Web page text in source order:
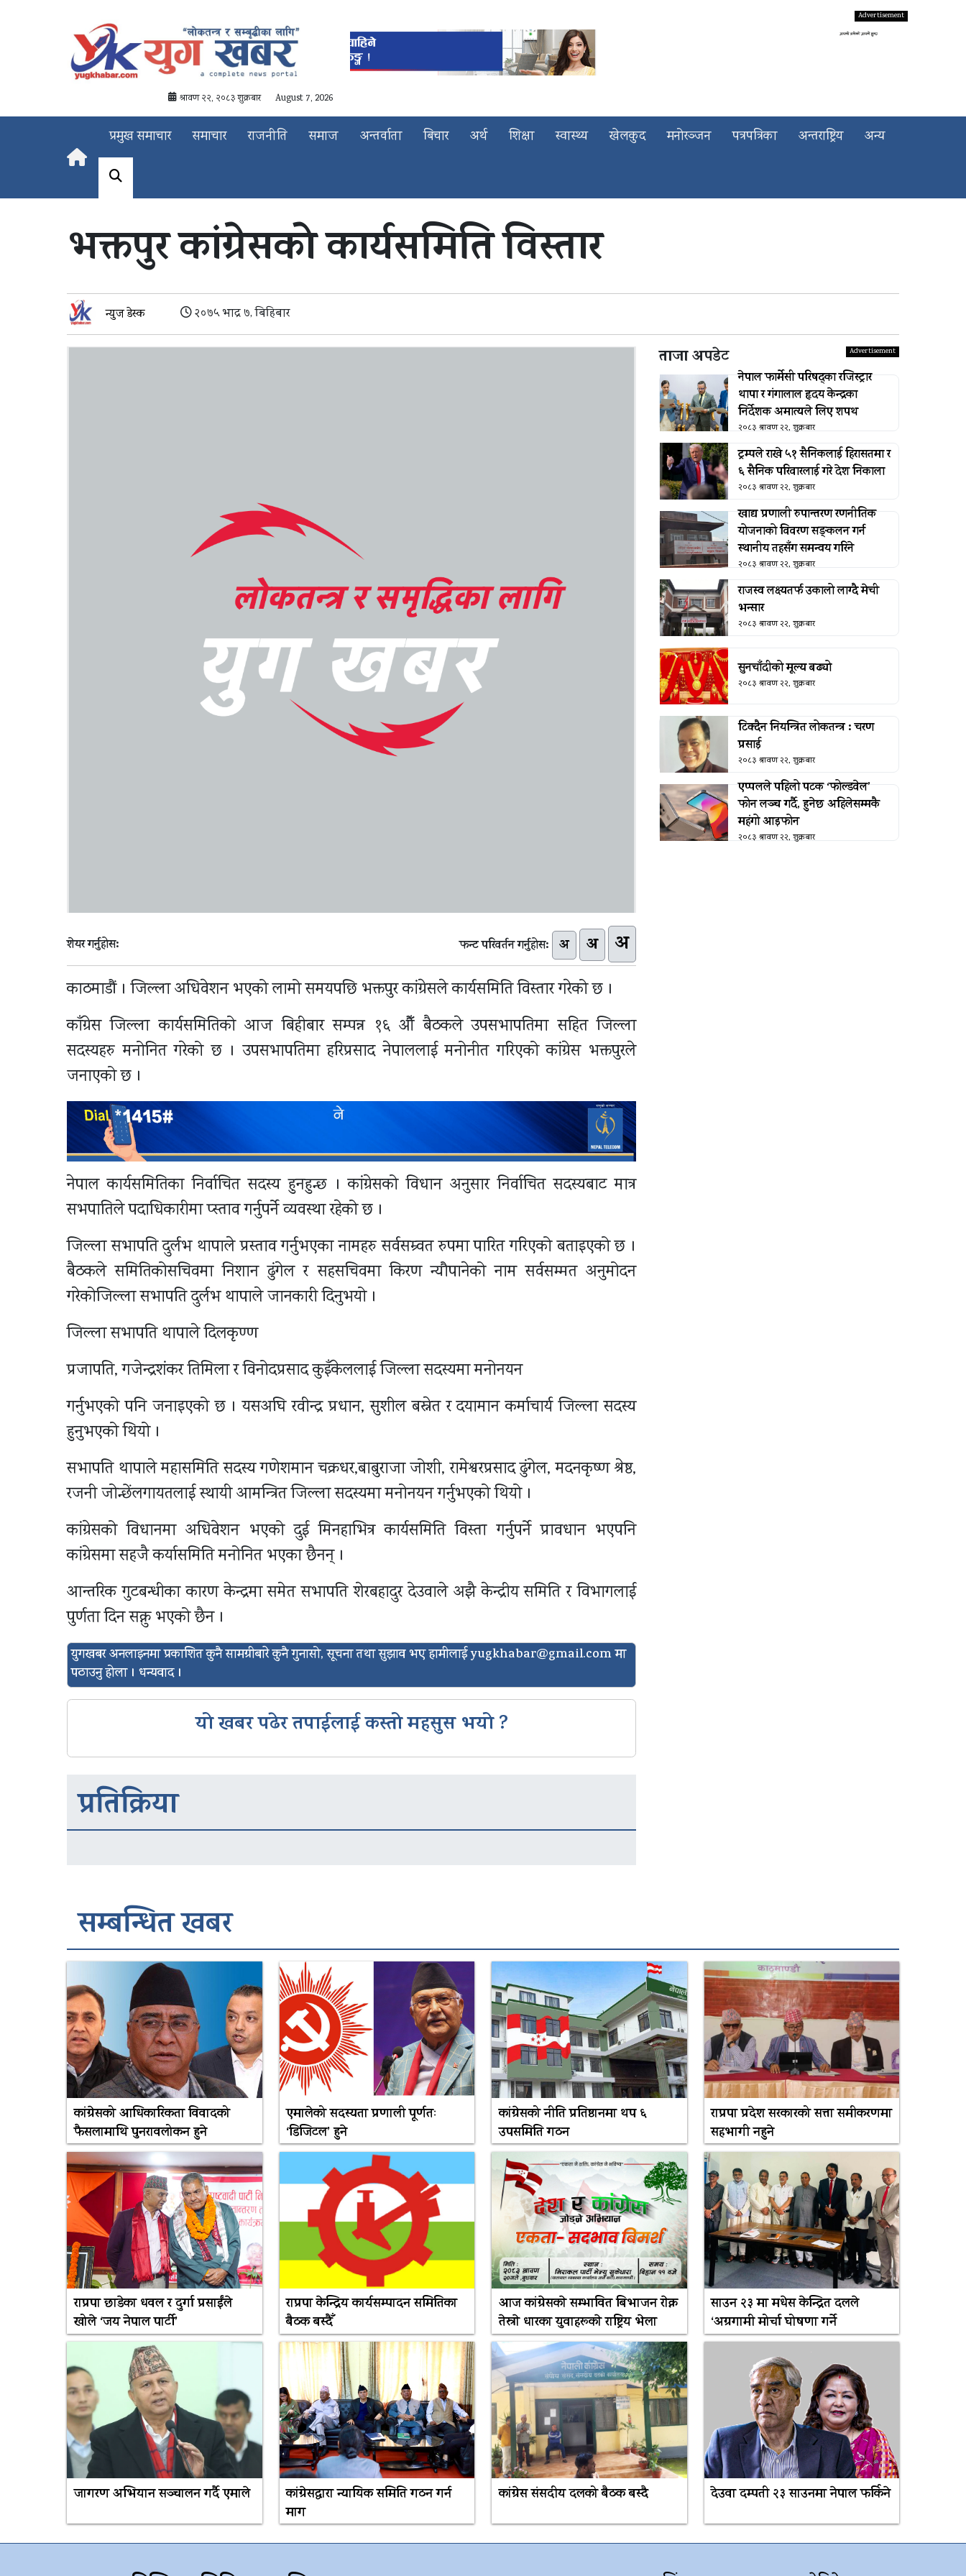
श्रावण २२, २०८३ शुक्रबार August 7, 2026
प्रमुख समाचार समाचार राजनीति समाज अन्तर्वाता बिचार अर्थ शिक्षा स्वास्थ्य खेलकुद मनोरञ्जन पत्रपत्रिका अन्तराष्ट्रिय अन्य
भक्तपुर कांग्रेसको कार्यसमिति विस्तार
न्युज डेस्क २०७५ भाद्र ७, बिहिबार
शेयर गर्नुहोस: फन्ट परिवर्तन गर्नुहोस: अ अ अ
काठमाडौं । जिल्ला अधिवेशन भएको लामो समयपछि भक्तपुर कांग्रेसले कार्यसमिति विस्तार गरेको छ ।
काँग्रेस जिल्ला कार्यसमितिको आज बिहीबार सम्पन्न १६ औँ बैठकले उपसभापतिमा सहित जिल्ला
सदस्यहरु मनोनित गरेको छ । उपसभापतिमा हरिप्रसाद नेपाललाई मनोनीत गरिएको कांग्रेस भक्तपुरले
जनाएको छ ।
नेपाल कार्यसमितिका निर्वाचित सदस्य हुनहुन्छ । कांग्रेसको विधान अनुसार निर्वाचित सदस्यबाट मात्र
सभपातिले पदाधिकारीमा प्स्ताव गर्नुपर्ने व्यवस्था रहेको छ ।
जिल्ला सभापति दुर्लभ थापाले प्रस्ताव गर्नुभएका नामहरु सर्वसम्र्वत रुपमा पारित गरिएको बताइएको छ ।
बैठकले समितिकोसचिवमा निशान ढुंगेल र सहसचिवमा किरण न्यौपानेको नाम सर्वसम्मत अनुमोदन
गरेकोजिल्ला सभापति दुर्लभ थापाले जानकारी दिनुभयो ।
जिल्ला सभापति थापाले दिलकृण्ण
प्रजापति, गजेन्द्रशंकर तिमिला र विनोदप्रसाद कुइँकेललाई जिल्ला सदस्यमा मनोनयन
गर्नुभएको पनि जनाइएको छ । यसअघि रवीन्द्र प्रधान, सुशील बस्नेत र दयामान कर्माचार्य जिल्ला सदस्य
हुनुभएको थियो ।
सभापति थापाले महासमिति सदस्य गणेशमान चक्रधर,बाबुराजा जोशी, रामेश्वरप्रसाद ढुंगेल, मदनकृष्ण श्रेष्ठ,
रजनी जोन्छेंलगायतलाई स्थायी आमन्त्रित जिल्ला सदस्यमा मनोनयन गर्नुभएको थियो ।
कांग्रेसको विधानमा अधिवेशन भएको दुई मिनहाभित्र कार्यसमिति विस्ता गर्नुपर्ने प्रावधान भएपनि
कांग्रेसमा सहजै कर्यासमिति मनोनित भएका छैनन् ।
आन्तरिक गुटबन्धीका कारण केन्द्रमा समेत सभापति शेरबहादुर देउवाले अझै केन्द्रीय समिति र विभागलाई
पुर्णता दिन सक्नु भएको छैन ।
युगखबर अनलाइनमा प्रकाशित कुनै सामग्रीबारे कुनै गुनासो, सूचना तथा सुझाव भए हामीलाईyugkhabar@gmail.comमा
पठाउनु होला । धन्यवाद ।
यो खबर पढेर तपाईलाई कस्तो महसुस भयो ?
प्रतिक्रिया
ताजा अपडेट
नेपाल फार्मेसी परिषद्का रजिस्ट्रार
थापा र गंगालाल हृदय केन्द्रका
निर्देशक अमात्यले लिए शपथ
२०८३ श्रावण २२, शुक्रबार
ट्रम्पले राखे ५१ सैनिकलाई हिरासतमा र
६ सैनिक परिवारलाई गरे देश निकाला
२०८३ श्रावण २२, शुक्रबार
खाद्य प्रणाली रुपान्तरण रणनीतिक
योजनाको विवरण सङ्कलन गर्न
स्थानीय तहसँग समन्वय गरिने
२०८३ श्रावण २२, शुक्रबार
राजस्व लक्ष्यतर्फ उकालो लाग्दै मेची
भन्सार
२०८३ श्रावण २२, शुक्रबार
सुनचाँदीको मूल्य बढ्यो
२०८३ श्रावण २२, शुक्रबार
टिक्दैन नियन्त्रित लोकतन्त्र : चरण
प्रसाई
२०८३ श्रावण २२, शुक्रबार
एप्पलले पहिलो पटक ‘फोल्डवेल’
फोन लञ्च गर्दै, हुनेछ अहिलेसम्मकै
महंगो आइफोन
२०८३ श्रावण २२, शुक्रबार
सम्बन्धित खबर
कांग्रेसको आधिकारिकता विवादको
फैसलामाथि पुनरावलोकन हुने
एमालेको सदस्यता प्रणाली पूर्णतः
‘डिजिटल’ हुने
कांग्रेसको नीति प्रतिष्ठानमा थप ६
उपसमिति गठन
राप्रपा प्रदेश सरकारको सत्ता समीकरणमा
सहभागी नहुने
राप्रपा छाडेका धवल र दुर्गा प्रसाईंले
खोले ‘जय नेपाल पार्टी’
राप्रपा केन्द्रिय कार्यसम्पादन समितिका
बैठक बस्दैँ
आज कांग्रेसकाे सम्भावित बिभाजन राेक्न
तेस्राे धारका युवाहरूकाे राष्ट्रिय भेला
साउन २३ मा मधेस केन्द्रित दलले
‘अग्रगामी मोर्चा घोषणा गर्ने
जागरण अभियान सञ्चालन गर्दै एमाले
कांग्रेसद्वारा न्यायिक समिति गठन गर्न
माग
कांग्रेस संसदीय दलको बैठक बस्दै देउवा दम्पती २३ साउनमा नेपाल फर्किने